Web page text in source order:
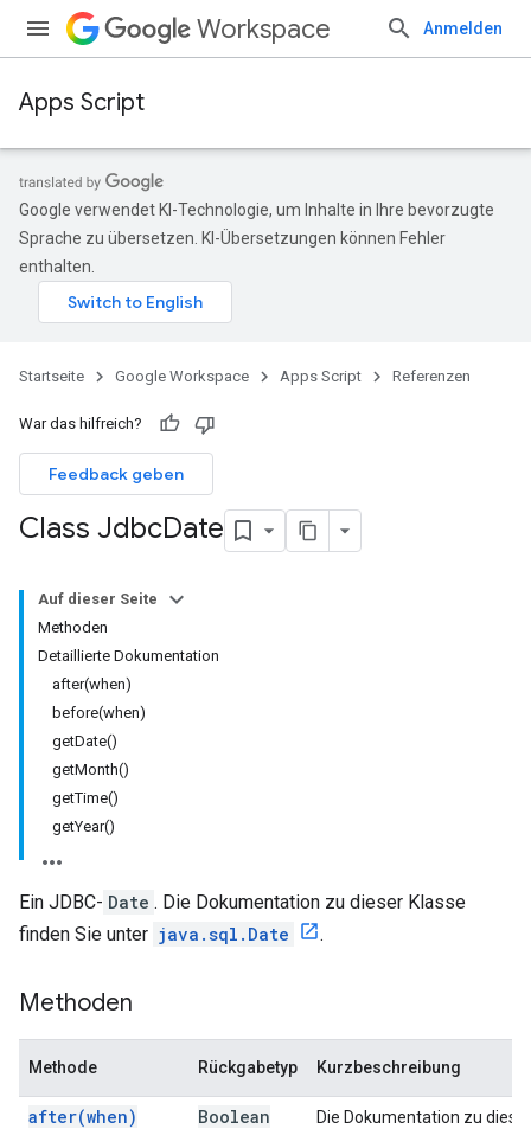
Workspace Anmelden
Apps Script
Google verwendet KI-Technologie, um Inhalte in Ihre bevorzugte
Sprache zu übersetzen. KI-Übersetzungen können Fehler
enthalten.
Startseite Google Workspace Apps Script Referenzen
War das hilfreich?
Feedback geben
Class JdbcDate
Auf dieser Seite
Methoden
Detaillierte Dokumentation
after(when)
before(when)
getDate()
getMonth()
getTime()
getYear()
Ein JDBC- Date . Die Dokumentation zu dieser Klasse
finden Sie unter java.sql.Date .
Methoden
Methode Rückgabetyp Kurzbeschreibung
after(when) Boolean
Die Dokumentation zu